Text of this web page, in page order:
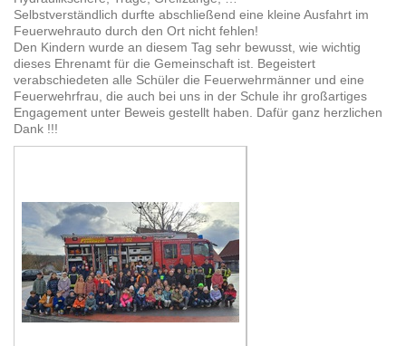
Selbstverständlich durfte abschließend eine kleine Ausfahrt im
Feuerwehrauto durch den Ort nicht fehlen!
Den Kindern wurde an diesem Tag sehr bewusst, wie wichtig
dieses Ehrenamt für die Gemeinschaft ist. Begeistert
verabschiedeten alle Schüler die Feuerwehrmänner und eine
Feuerwehrfrau, die auch bei uns in der Schule ihr großartiges
Engagement unter Beweis gestellt haben. Dafür ganz herzlichen
Dank !!!